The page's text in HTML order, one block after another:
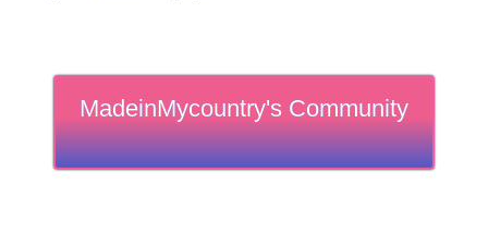
MadeinMycountry's Community